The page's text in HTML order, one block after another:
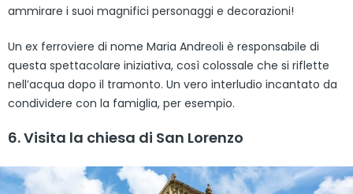
ammirare i suoi magnifici personaggi e decorazioni!
Un ex ferroviere di nome Maria Andreoli è responsabile di
questa spettacolare iniziativa, così colossale che si riflette
nell’acqua dopo il tramonto. Un vero interludio incantato da
condividere con la famiglia, per esempio.
6. Visita la chiesa di San Lorenzo